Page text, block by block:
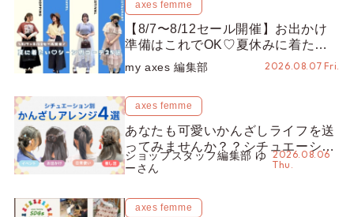
axes femme
【8/7〜8/12セール開催】お出かけ
準備はこれでOK♡夏休みに着たい
コーデ25選をシーン別に徹底解説！
my axes 編集部 2026.08.07 Fri.
axes femme
あなたも可愛いかんざしライフを送
ってみませんか？？シチュエーショ
ン別“かんざし”のオススメ【ショッ
プスタッフ編集部】
ショップスタッフ編集部 ゆ
ーさん
2026.08.06
Thu.
axes femme